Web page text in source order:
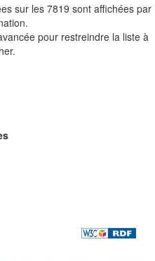
sur les 7819 sont affichées par
pour restreindre la liste à